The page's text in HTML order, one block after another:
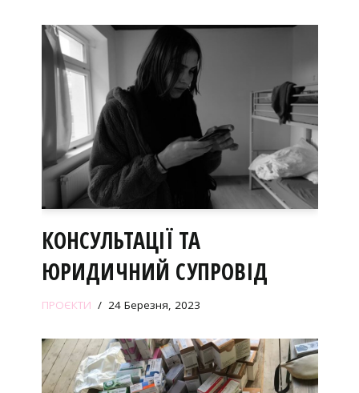
КОНСУЛЬТАЦІЇ ТА
ЮРИДИЧНИЙ СУПРОВІД
ПРОЄКТИ 24 Березня, 2023